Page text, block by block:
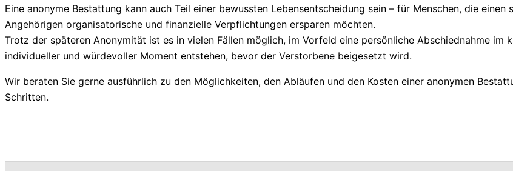
Eine anonyme Bestattung kann auch Teil einer bewussten Lebensentscheidung sein – für Menschen, die
Angehörigen organisatorische und finanzielle Verpflichtungen ersparen möchten.
Trotz der späteren Anonymität ist es in vielen Fällen möglich, im Vorfeld eine persönliche Abschiednahme im
individueller und würdevoller Moment entstehen, bevor der Verstorbene beigesetzt wird.
Wir beraten Sie gerne ausführlich zu den Möglichkeiten, den Abläufen und den Kosten einer anonymen
Schritten.